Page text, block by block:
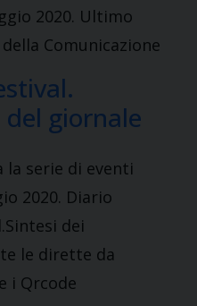
2020. Ultimo
Comunicazione
del giornale
la serie di eventi
2020. Diario
dei
le dirette da
i Qrcode